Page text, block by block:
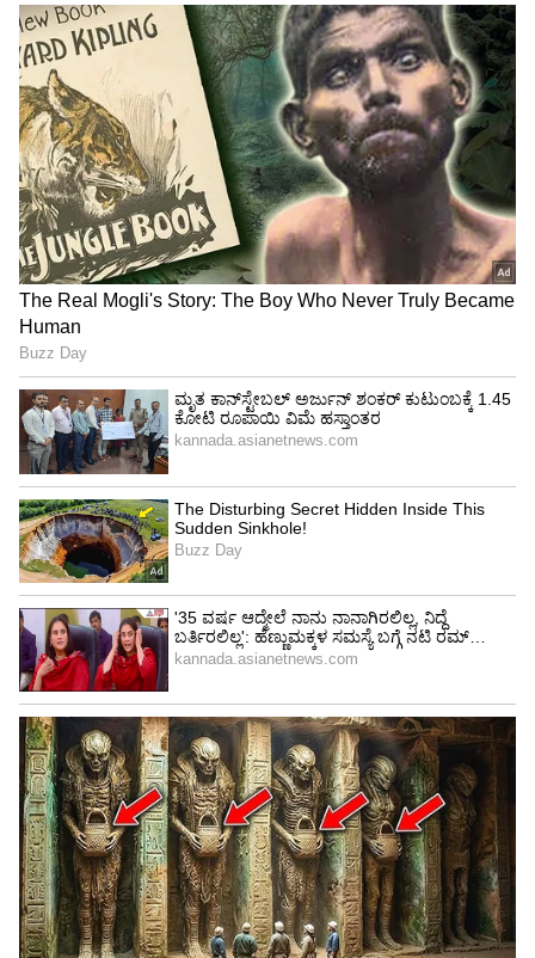
Image Credit :RushLane
ಈ ಮಾಡೆಲ್‌ನ ಅತಿದೊಡ್ಡ ವಿಶೇಷತೆ ಅಂದ್ರೆ, ಯಮಹಾದ
ಹೊಸ YECVT (Yamaha Electric Continuously
Variable Transmission) ತಂತ್ರಜ್ಞಾನ. ಸಾಮಾನ್ಯ CVT
ಗಿಂತ ಇದು ಭಿನ್ನವಾಗಿದ್ದು, ಟೌನ್ ಮತ್ತು ಸ್ಪೋರ್ಟ್
ಮೋಡ್‌ಗಳಲ್ಲಿ ಥ್ರಾಟಲ್ ರೆಸ್ಪಾನ್ಸ್ ಬದಲಾಯಿಸಲು ಅವಕಾಶ
ನೀಡುತ್ತದೆ. ಅಷ್ಟೇ ಅಲ್ಲ, ಓವರ್‌ಟೇಕ್ ಮಾಡಲು ಮತ್ತು
ಏರುರಸ್ತೆಗಳಲ್ಲಿ ಸಲೀಸಾಗಿ ಹೋಗಲು 'ಡೌನ್‌ಶಿಫ್ಟ್' ಫಂಕ್ಷನ್
ಕೂಡ ಇದೆ.
4
5